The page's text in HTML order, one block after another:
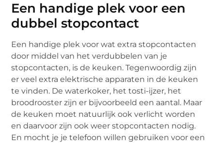
Een handige plek voor een
dubbel stopcontact
Een handige plek voor wat extra stopcontacten
door middel van het verdubbelen van je
stopcontacten, is de keuken. Tegenwoordig zijn
er veel extra elektrische apparaten in de keuken
te vinden. De waterkoker, het tosti-ijzer, het
broodrooster zijn er bijvoorbeeld een aantal. Maar
de keuken moet natuurlijk ook verlicht worden
en daarvoor zijn ook weer stopcontacten nodig.
En mocht je je telefoon willen gebruiken voor een